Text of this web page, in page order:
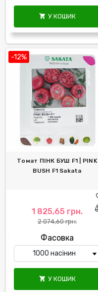
 У КОШИК
-12%
Томат ПІНК БУШ F1 | PINK
BUSH F1 Sakata
1 825,65 грн.
2 074,60 грн.
Фасовка
 У КОШИК